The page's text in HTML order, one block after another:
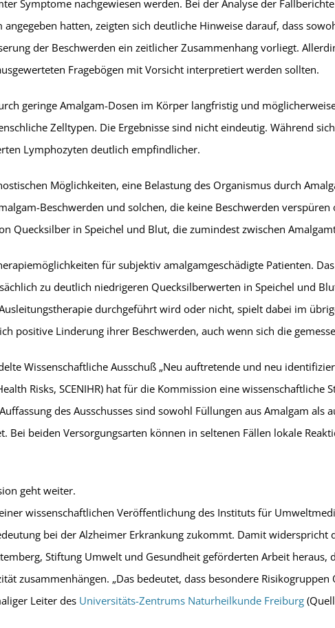
Symptome nachgewiesen werden. Bei der Analyse der
hatten, zeigten sich deutliche Hinweise darauf, dass
der Beschwerden ein zeitlicher Zusammenhang vorliegt.
Fragebögen mit Vorsicht interpretiert werden sollten.
geringe Amalgam-Dosen im Körper langfristig und
Zelltypen. Die Ergebnisse sind nicht eindeutig. Während
Lymphozyten deutlich empfindlicher.
Möglichkeiten, eine Belastung des Organismus durch
Beschwerden und solchen, die keine Beschwerden
Quecksilber in Speichel und Blut, die zumindest zwischen
für subjektiv amalgamgeschädigte Patienten.
zu deutlich niedrigeren Quecksilberwerten in Speichel und
durchgeführt wird oder nicht, spielt dabei im
positive Linderung ihrer Beschwerden, auch wenn sich die
Wissenschaftliche Ausschuß „Neu auftretende und neu
Risks, SCENIHR) hat für die Kommission eine
des Ausschusses sind sowohl Füllungen aus Amalgam
Bei beiden Versorgungsarten können in seltenen Fällen lokale
geht weiter.
wissenschaftlichen Veröffentlichung des Instituts für
bei der Alzheimer Erkrankung zukommt. Damit widerspricht
Stiftung Umwelt und Gesundheit geförderten Arbeit
zusammenhängen. „Das bedeutet, dass besondere
Leiter des Universitäts-Zentrums Naturheilkunde Freiburg